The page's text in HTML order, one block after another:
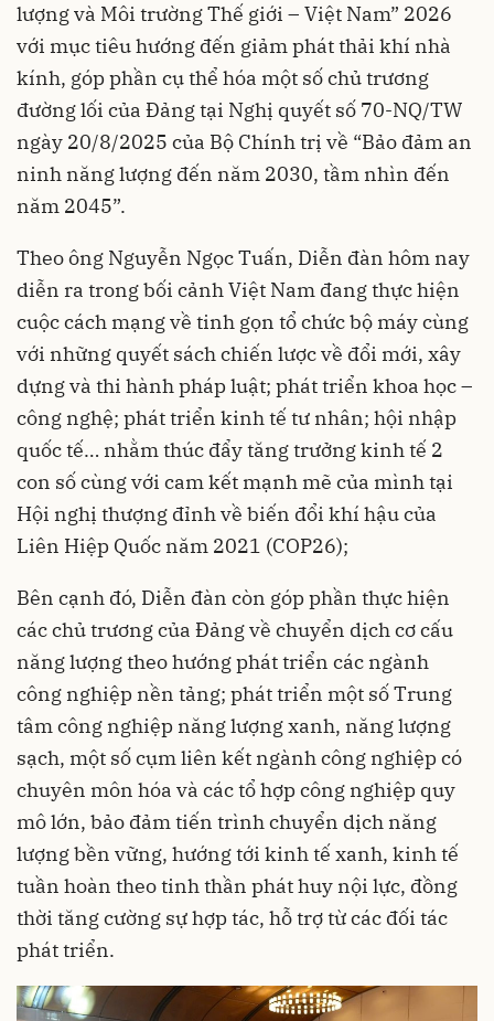
lượng và Môi trường Thế giới – Việt Nam” 2026
với mục tiêu hướng đến giảm phát thải khí nhà
kính, góp phần cụ thể hóa một số chủ trương
đường lối của Đảng tại Nghị quyết số 70-NQ/TW
ngày 20/8/2025 của Bộ Chính trị về “Bảo đảm an
ninh năng lượng đến năm 2030, tầm nhìn đến
năm 2045”.
Theo ông Nguyễn Ngọc Tuấn, Diễn đàn hôm nay
diễn ra trong bối cảnh Việt Nam đang thực hiện
cuộc cách mạng về tinh gọn tổ chức bộ máy cùng
với những quyết sách chiến lược về đổi mới, xây
dựng và thi hành pháp luật; phát triển khoa học –
công nghệ; phát triển kinh tế tư nhân; hội nhập
quốc tế… nhằm thúc đẩy tăng trưởng kinh tế 2
con số cùng với cam kết mạnh mẽ của mình tại
Hội nghị thượng đỉnh về biến đổi khí hậu của
Liên Hiệp Quốc năm 2021 (COP26);
Bên cạnh đó, Diễn đàn còn góp phần thực hiện
các chủ trương của Đảng về chuyển dịch cơ cấu
năng lượng theo hướng phát triển các ngành
công nghiệp nền tảng; phát triển một số Trung
tâm công nghiệp năng lượng xanh, năng lượng
sạch, một số cụm liên kết ngành công nghiệp có
chuyên môn hóa và các tổ hợp công nghiệp quy
mô lớn, bảo đảm tiến trình chuyển dịch năng
lượng bền vững, hướng tới kinh tế xanh, kinh tế
tuần hoàn theo tinh thần phát huy nội lực, đồng
thời tăng cường sự hợp tác, hỗ trợ từ các đối tác
phát triển.